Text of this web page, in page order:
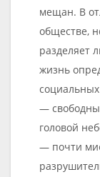
мещан. В
обществе,
разделяет
жизнь
—
головой
— почти